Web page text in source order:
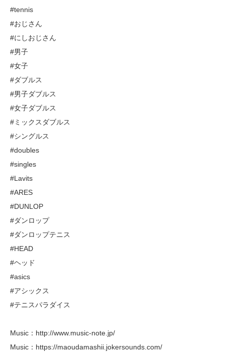
#tennis
#おじさん
#にしおじさん
#男子
#女子
#ダブルス
#男子ダブルス
#女子ダブルス
#ミックスダブルス
#シングルス
#doubles
#singles
#Lavits
#ARES
#DUNLOP
#ダンロップ
#ダンロップテニス
#HEAD
#ヘッド
#asics
#アシックス
#テニスパラダイス
Music：http://www.music-note.jp/
Music：https://maoudamashii.jokersounds.com/